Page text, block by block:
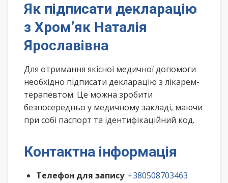
Як підписати декларацію
з Хром’як Наталія
Ярославівна
Для отримання якісної медичної допомоги
необхідно підписати декларацію з лікарем-
терапевтом. Це можна зробити
безпосередньо у медичному закладі, маючи
при собі паспорт та ідентифікаційний код.
Контактна інформація
Телефон для запису: +380508703463